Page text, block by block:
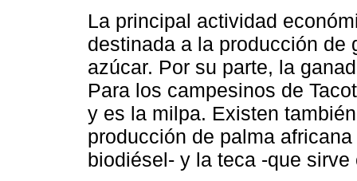
La principal actividad
destinada a la producción de
azúcar. Por su parte, la
Para los campesinos de
y es la milpa. Existen
producción de palma
biodiésel- y la teca -que